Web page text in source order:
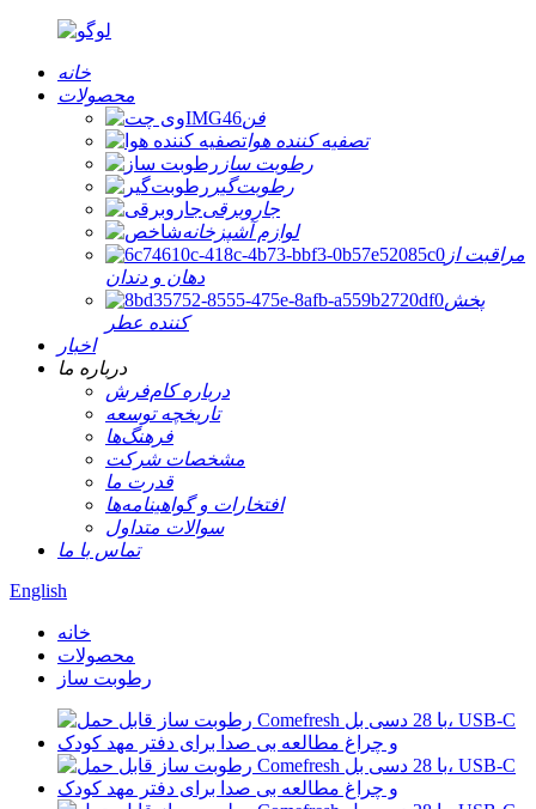
خانه
محصولات
فن
تصفیه کننده هوا
رطوبت ساز
رطوبت‌گیر
جاروبرقی
لوازم آشپزخانه
مراقبت از
دهان و دندان
پخش
کننده عطر
اخبار
درباره ما
درباره کام‌فرش
تاریخچه توسعه
فرهنگ‌ها
مشخصات شرکت
قدرت ما
افتخارات و گواهینامه‌ها
سوالات متداول
تماس با ما
English
خانه
محصولات
رطوبت ساز